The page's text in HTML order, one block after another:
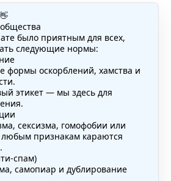
было приятным для всех,
следующие нормы:
формы оскорблений, хамства и
этикет — мы здесь для
сексизма, гомофобии или
признакам караются
спам)
самопиар и дублирование